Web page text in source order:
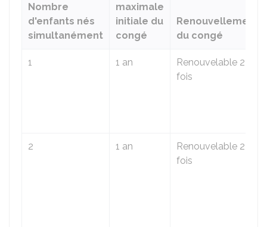
Nombre
d'enfants nés
simultanément
maximale
initiale du
congé
Renouvellement
du congé
1 1 an
Renouvelable 2
fois
2 1 an
Renouvelable 2
fois